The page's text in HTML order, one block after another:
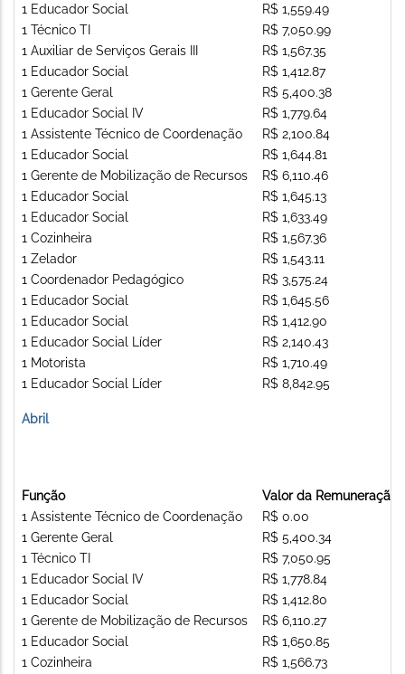
1 Educador Social
1 Técnico TI
1 Auxiliar de Serviços Gerais III
1 Educador Social
1 Gerente Geral
1 Educador Social IV
1 Assistente Técnico de Coordenação
1 Educador Social
1 Gerente de Mobilização de Recursos
1 Educador Social
1 Educador Social
1 Cozinheira
1 Zelador
1 Coordenador Pedagógico
1 Educador Social
1 Educador Social
1 Educador Social Líder
1 Motorista
1 Educador Social Líder
R$ 1,559.49
R$ 7,050.99
R$ 1,567.35
R$ 1,412.87
R$ 5,400.38
R$ 1,779.64
R$ 2,100.84
R$ 1,644.81
R$ 6,110.46
R$ 1,645.13
R$ 1,633.49
R$ 1,567.36
R$ 1,543.11
R$ 3,575.24
R$ 1,645.56
R$ 1,412.90
R$ 2,140.43
R$ 1,710.49
R$ 8,842.95
Abril
Função
1 Assistente Técnico de Coordenação
1 Gerente Geral
1 Técnico TI
1 Educador Social IV
1 Educador Social
1 Gerente de Mobilização de Recursos
1 Educador Social
1 Cozinheira
Valor da Remuneração
R$ 0.00
R$ 5,400.34
R$ 7,050.95
R$ 1,778.84
R$ 1,412.80
R$ 6,110.27
R$ 1,650.85
R$ 1,566.73